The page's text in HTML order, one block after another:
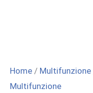
Home / Multifunzione
Multifunzione